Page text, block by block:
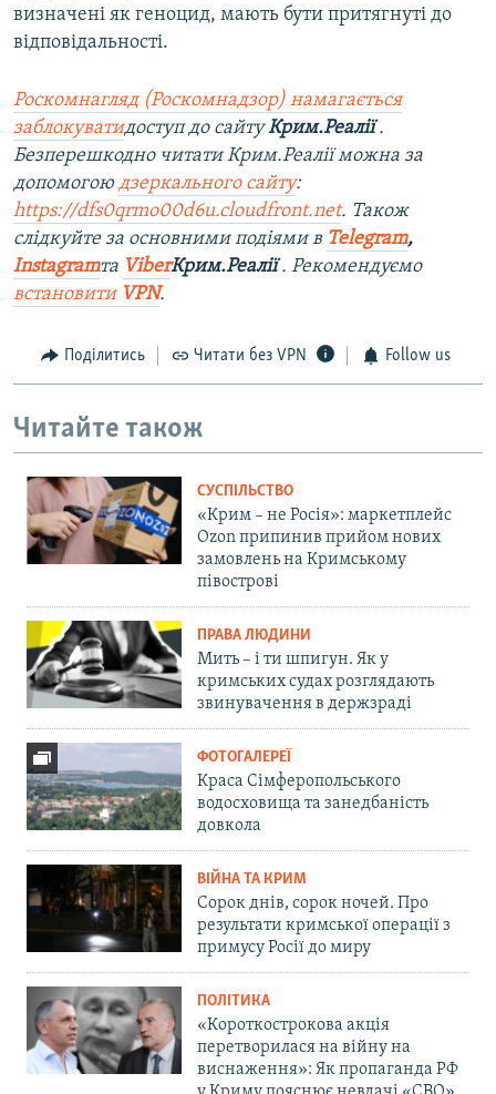
визначені як геноцид, мають бути притягнуті до
відповідальності.
Роскомнагляд (Роскомнадзор) намагається
заблокуватидоступ до сайтуКрим.Реалії.
Безперешкодно читати Крим.Реалії можна за
допомогою дзеркального сайту:
https://dfs0qrmo00d6u.cloudfront.net. Також
слідкуйте за основними подіями в Telegram,
Instagramта ViberКрим.Реалії. Рекомендуємо
встановити VPN.
Поділитись Читати без VPN Follow us
Читайте також
СУСПІЛЬСТВО
«Крим – не Росія»: маркетплейс
Ozon припинив прийом нових
замовлень на Кримському
півострові
ПРАВА ЛЮДИНИ
Мить – і ти шпигун. Як у
кримських судах розглядають
звинувачення в держзраді
ФОТОГАЛЕРЕЇ
Краса Сімферопольського
водосховища та занедбаність
довкола
ВІЙНА ТА КРИМ
Сорок днів, сорок ночей. Про
результати кримської операції з
примусу Росії до миру
ПОЛІТИКА
«Короткострокова акція
перетворилася на війну на
виснаження»: Як пропаганда РФ